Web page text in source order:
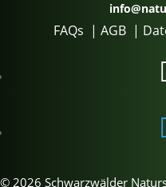
FAQs | AGB |
© 2026 Schwarzwälder